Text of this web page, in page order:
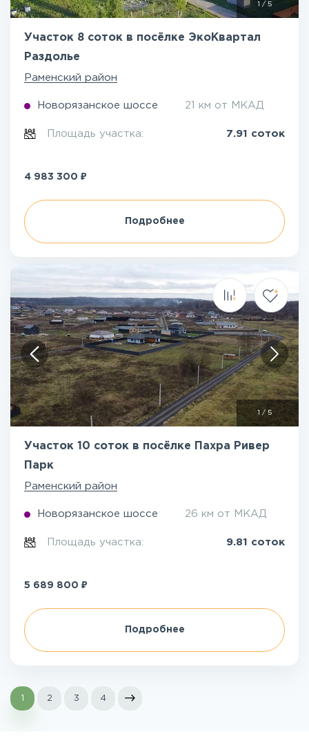
/ 5
Участок 8 соток в посёлке ЭкоКвартал
Раздолье
Раменский район
Новорязанское шоссе 21 км от МКАД
Площадь участка: 7.91 соток
4 983 300 ₽
Подробнее
/5
Участок 10 соток в посёлке Пахра Ривер
Парк
Раменский район
Новорязанское шоссе 26 км от МКАД
Площадь участка: 9.81 соток
5 689 800 ₽
Подробнее
1 2 3 4